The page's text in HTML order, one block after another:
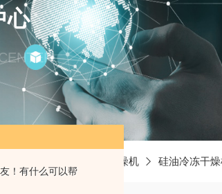
！有什么可以帮
心
冷冻干燥机 硅油冷冻干